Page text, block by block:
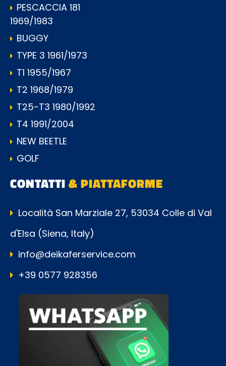
PESCACCIA 181
1969/1983
BUGGY
TYPE 3 1961/1973
T1 1955/1967
T2 1968/1979
T25-T3 1980/1992
T4 1991/2004
NEW BEETLE
GOLF
CONTATTI& PIATTAFORME
Località San Marziale 27, 53034 Colle di Val
d'Elsa (Siena, Italy)
info@deikaferservice.com
+39 0577 928356